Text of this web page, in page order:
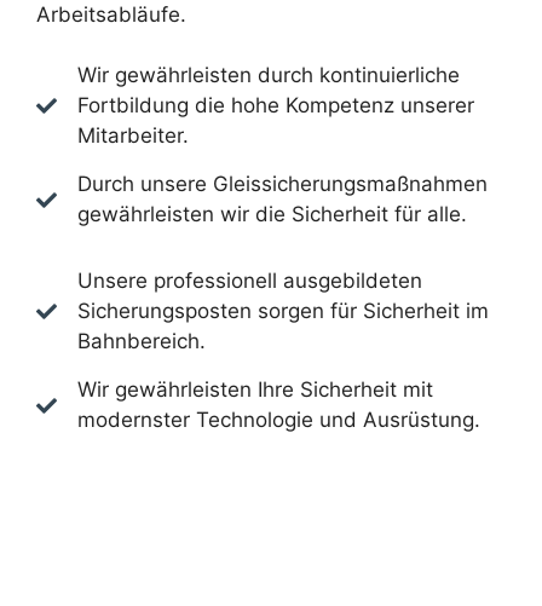
Arbeitsabläufe.
Wir gewährleisten durch kontinuierliche
Fortbildung die hohe Kompetenz unserer
Mitarbeiter.
Durch unsere Gleissicherungsmaßnahmen
gewährleisten wir die Sicherheit für alle.
Unsere professionell ausgebildeten
Sicherungsposten sorgen für Sicherheit im
Bahnbereich.
Wir gewährleisten Ihre Sicherheit mit
modernster Technologie und Ausrüstung.